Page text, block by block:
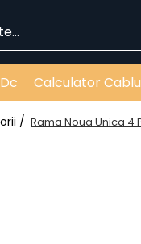
Calculator
/ Rama Noua Unica 4